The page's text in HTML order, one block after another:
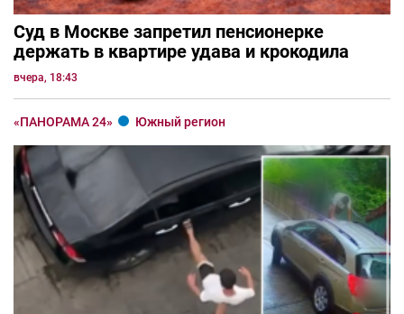
Суд в Москве запретил пенсионерке
держать в квартире удава и крокодила
вчера, 18:43
«ПАНОРАМА 24» Южный регион